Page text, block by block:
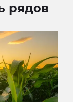
рядов